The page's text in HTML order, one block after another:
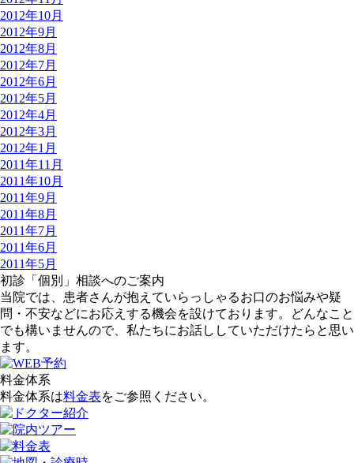
2012年10月
2012年9月
2012年8月
2012年7月
2012年6月
2012年5月
2012年4月
2012年3月
2012年1月
2011年11月
2011年10月
2011年9月
2011年8月
2011年7月
2011年6月
2011年5月
初診「個別」相談へのご案内
当院では、患者さんが抱えていらっしゃるお口のお悩みや疑
問・不安などにお応えする機会を設けております。どんなこと
でも構いませんので、私たちにお話ししていただけたらと思い
ます。
料金体系
料金体系は料金表をご参照ください。